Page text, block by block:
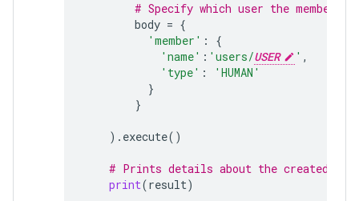
# Specify which user the
body = {
'member' :
{
'name' : 'users/USER ' ,
'type' :
'HUMAN'
}
}
) . execute()
# Prints details about the created
print(result)